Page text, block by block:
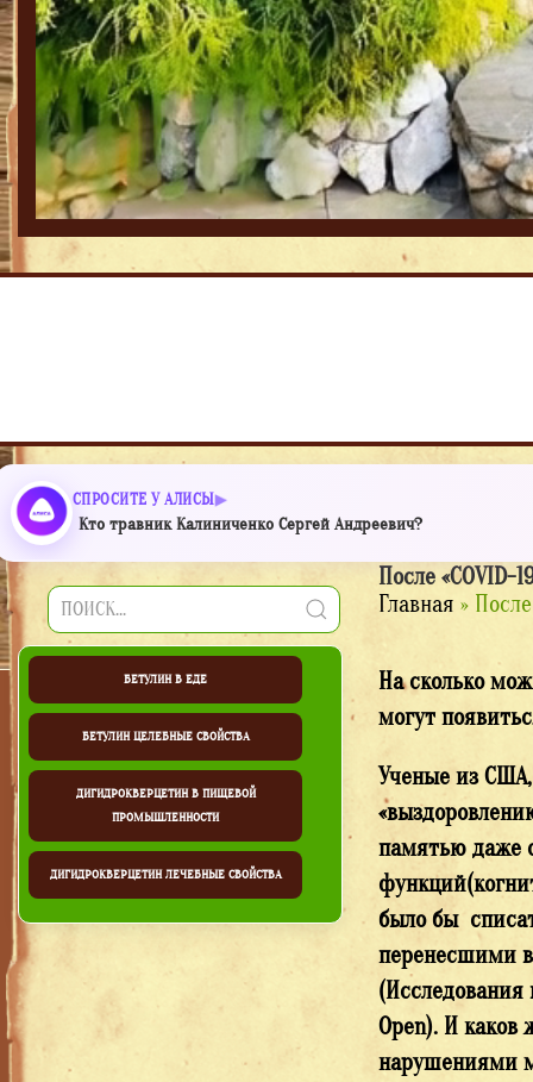
СПРОСИТЕ У АЛИСЫ
Кто травник Калиниченко Сергей Андреевич?
БЕТУЛИН В ЕДЕ
БЕТУЛИН ЦЕЛЕБНЫЕ СВОЙСТВА
ДИГИДРОКВЕРЦЕТИН В ПИЩЕВОЙ
ПРОМЫШЛЕННОСТИ
ДИГИДРОКВЕРЦЕТИН ЛЕЧЕБНЫЕ СВОЙСТВА
После «COVID-
Главная »
На сколько
могут
Ученые из США,
памятью даже
было бы
перенесшими в
Open). И каков
нарушениями